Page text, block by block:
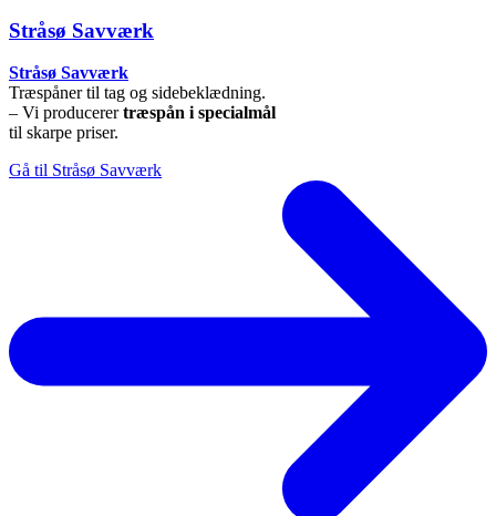
Stråsø Savværk
Stråsø Savværk
Træspåner til tag og sidebeklædning.
– Vi producerertræspån i specialmål
til skarpe priser.
Gå til Stråsø Savværk